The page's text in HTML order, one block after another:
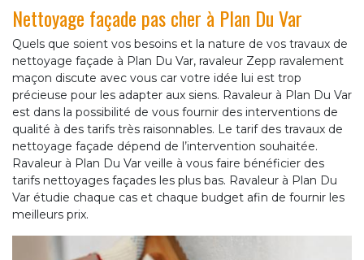
Nettoyage façade pas cher à Plan Du Var
Quels que soient vos besoins et la nature de vos travaux de
nettoyage façade à Plan Du Var, ravaleur Zepp ravalement
maçon discute avec vous car votre idée lui est trop
précieuse pour les adapter aux siens. Ravaleur à Plan Du Var
est dans la possibilité de vous fournir des interventions de
qualité à des tarifs très raisonnables. Le tarif des travaux de
nettoyage façade dépend de l’intervention souhaitée.
Ravaleur à Plan Du Var veille à vous faire bénéficier des
tarifs nettoyages façades les plus bas. Ravaleur à Plan Du
Var étudie chaque cas et chaque budget afin de fournir les
meilleurs prix.